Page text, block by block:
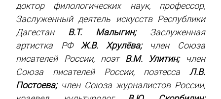
доктор филологических наук, профессор,
Заслуженный деятель искусств Республики
ДагестанВ.Т. Малыгин; Заслуженная
артистка РФЖ.В. Хрулёва; член Союза
писателей России, поэтВ.М. Улитин;
член
Союза писателей России, поэтесса Л.В.
Постоева;член Союза журналистов России,